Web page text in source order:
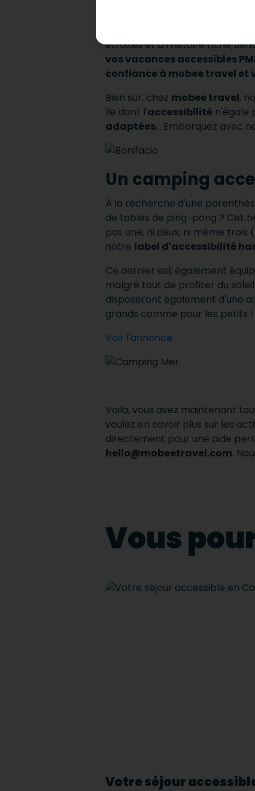
est une ville
étroites et à l'histoire riche
vos vacances accessibles
confiance à mobee travel et
Bien sûr, chez mobee travel,
île dont l'accessibilité n'égale
adaptées... Embarquez avec
Un camping
À la recherche d'une
de tables de ping-pong ? Cet
pas une, ni deux, ni même
notre label d'accessibilité
Ce dernier est également
malgré tout de profiter du
disposeront également d'une
grands comme pour les petits
Voir l'annonce
Voilà, vous avez maintenant
voulez en savoir plus sur les
directement pour une aide
hello@mobeetravel.com.
Vous
Votre séjour